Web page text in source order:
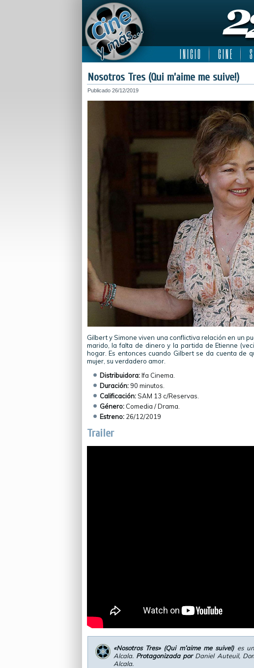
I N I C I O C I N E
Nosotros Tres (Qui m’aime me suive!)
Publicado 26/12/2019
Gilbert y Simone viven una conflictiva relación en un
marido, la falta de dinero y la partida de Etienne
hogar. Es entonces cuando Gilbert se da cuenta de
mujer, su verdadero amor.
Distribuidora:Ifa Cinema.
Duración:90 minutos.
Calificación:SAM 13 c/Reservas.
Género:Comedia / Drama.
Estreno:26/12/2019
Trailer
«Nosotros Tres» (Qui m’aime me suive!)es
Alcala. Protagonizada porDaniel Auteuil,
Alcala.